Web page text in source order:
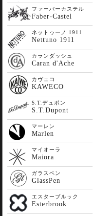
ファーバーカステル
Faber-Castel
ネットゥーノ 1911
Nettuno 1911
カランダッシュ
Caran d'Ache
カヴェコ
KAWECO
S.T.デュポン
S.T.Dupont
マーレン
Marlen
マイオーラ
Maiora
ガラスペン
GlassPen
エスターブルック
Esterbrook